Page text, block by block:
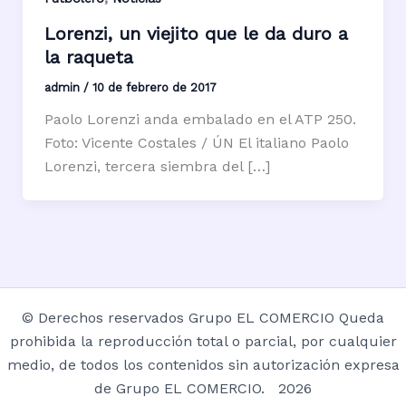
Lorenzi, un viejito que le da duro a
la raqueta
admin / 10 de febrero de 2017
Paolo Lorenzi anda embalado en el ATP 250.
Foto: Vicente Costales / ÚN El italiano Paolo
Lorenzi, tercera siembra del […]
© Derechos reservados Grupo EL COMERCIO Queda
prohibida la reproducción total o parcial, por cualquier
medio, de todos los contenidos sin autorización expresa
de Grupo EL COMERCIO. 2026